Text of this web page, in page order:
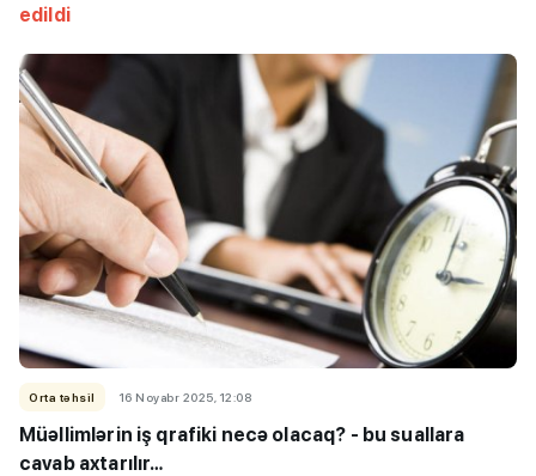
edildi
Orta təhsil 16 Noyabr 2025, 12:08
Müəllimlərin iş qrafiki necə olacaq? - bu suallara
cavab axtarılır…